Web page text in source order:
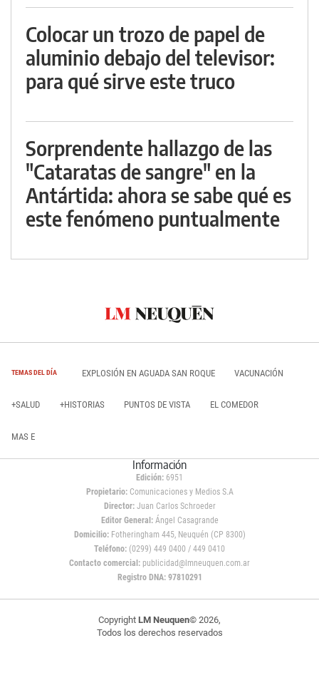
Colocar un trozo de papel de
aluminio debajo del televisor:
para qué sirve este truco
Sorprendente hallazgo de las
"Cataratas de sangre" en la
Antártida: ahora se sabe qué es
este fenómeno puntualmente
TEMAS DEL DÍA EXPLOSIÓN EN AGUADA SAN ROQUE VACUNACIÓN
+SALUD +HISTORIAS PUNTOS DE VISTA EL COMEDOR
MAS E
Información
Edición: 6951
Propietario:Comunicaciones y Medios S.A
Director: Juan Carlos Schroeder
Editor General:Ángel Casagrande
Domicilio:Fotheringham 445, Neuquén (CP 8300)
Teléfono: (0299) 449 0400 / 449 0410
Contacto comercial: publicidad@lmneuquen.com.ar
Registro DNA: 97810291
Copyright LM Neuquen© 2026,
Todos los derechos reservados